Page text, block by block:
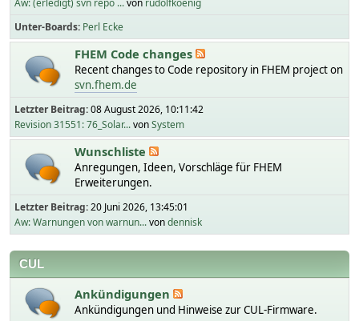
Aw: (erledigt) svn repo ...von rudolfkoenig
Unter-Boards Perl Ecke
FHEM Code changes
Recent changes to Code repository in FHEM project on
svn.fhem.de
Letzter Beitrag:08 August 2026, 10:11:42
Revision 31551: 76_Solar...vonSystem
Wunschliste
Anregungen, Ideen, Vorschläge für FHEM
Erweiterungen.
Letzter Beitrag:20 Juni 2026, 13:45:01
Aw: Warnungen von warnun...vondennisk
CUL
Ankündigungen
Ankündigungen und Hinweise zur CUL-Firmware.